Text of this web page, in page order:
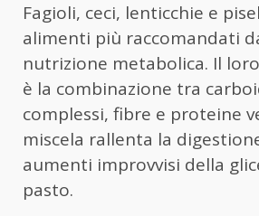
Fagioli, ceci, lenticchie e
alimenti più raccomandati
nutrizione metabolica. Il
è la combinazione tra
complessi, fibre e proteine
miscela rallenta la
aumenti improvvisi della
pasto.